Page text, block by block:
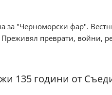
за "Черноморски фар".
преврати, войни,
135 години от